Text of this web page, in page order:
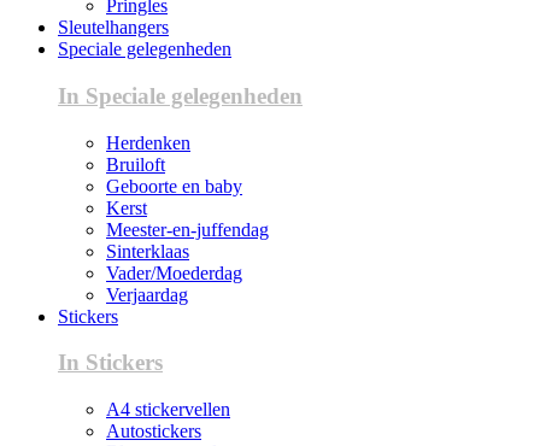
Pringles
Sleutelhangers
Speciale gelegenheden
In Speciale gelegenheden
Herdenken
Bruiloft
Geboorte en baby
Kerst
Meester-en-juffendag
Sinterklaas
Vader/Moederdag
Verjaardag
Stickers
In Stickers
A4 stickervellen
Autostickers